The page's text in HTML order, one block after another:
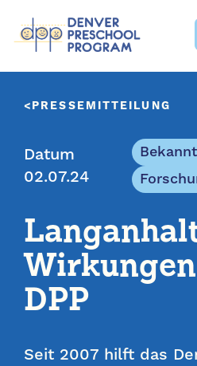
PRESSEMITTEILUNG
Datum
02.07.24
DPP
Seit 2007 hilft das